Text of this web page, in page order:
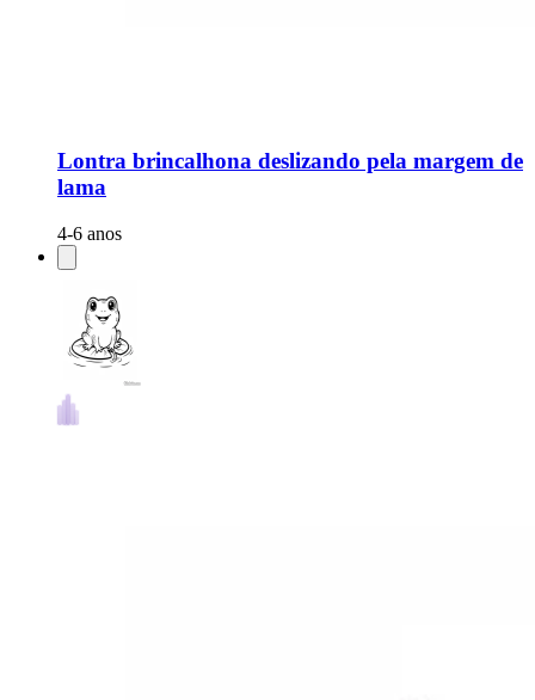
Lontra brincalhona deslizando pela margem de
lama
4-6 anos